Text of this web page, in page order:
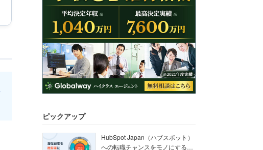
ピックアップ
HubSpot Japan（ハブスポット）
への転職チャンスをモノにする